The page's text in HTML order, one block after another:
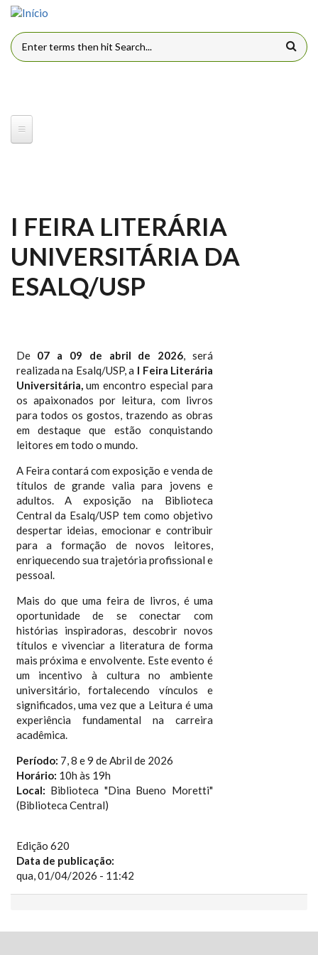
Pular para o conteúdo principal
FORMULÁRIO DE BUSCA
I FEIRA LITERÁRIA
UNIVERSITÁRIA DA
ESALQ/USP
De 07 a 09 de abril de 2026, será
realizada na Esalq/USP, a I Feira Literária
Universitária,um encontro especial para
os apaixonados por leitura, com livros
para todos os gostos, trazendo as obras
em destaque que estão conquistando
leitores em todo o mundo.
A Feira contará com exposição e venda de
títulos de grande valia para jovens e
adultos. A exposição na Biblioteca
Central da Esalq/USP tem como objetivo
despertar ideias, emocionar e contribuir
para a formação de novos leitores,
enriquecendo sua trajetória profissional e
pessoal.
Mais do que uma feira de livros, é uma
oportunidade de se conectar com
histórias inspiradoras, descobrir novos
títulos e vivenciar a literatura de forma
mais próxima e envolvente. Este evento é
um incentivo à cultura no ambiente
universitário, fortalecendo vínculos e
significados, uma vez que a Leitura é uma
experiência fundamental na carreira
acadêmica.
Período: 7, 8 e 9 de Abril de 2026
Horário: 10h às 19h
Local: Biblioteca "Dina Bueno Moretti"
(Biblioteca Central)
Edição 620
Data de publicação:
qua, 01/04/2026 - 11:42